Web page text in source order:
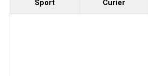
Sport Curier